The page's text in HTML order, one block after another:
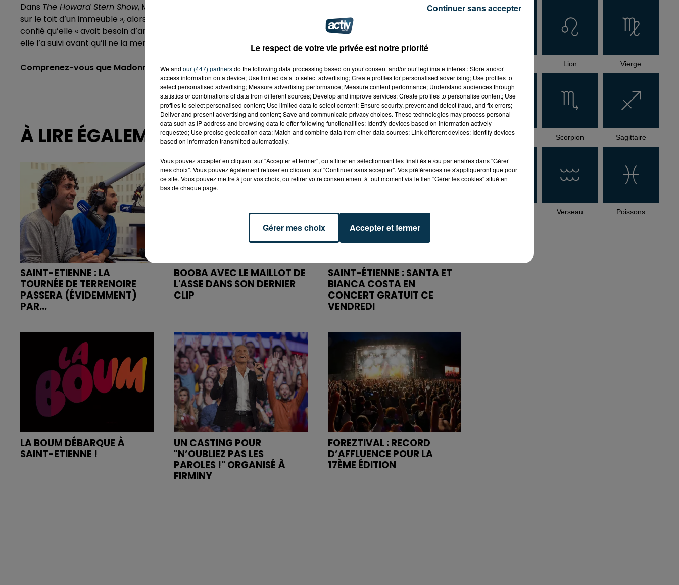
Dans The Howard Stern Show, Madonna est revenue pour la première fois sur les circonstances de son viol «
sur le toit d’un immeuble », alors qu’elle n’était encore qu’une jeune fille de 19 ans. Arrivée à New York, elle a
confié qu’elle « avait besoin d’argent pour téléphoner » et qu’un « mec très sympathique l’a aidée ». Innocente,
elle l’a suivi avant qu’il ne la menace avec un couteau et l’agresse sexuellement.
Comprenez-vous que Madonna ait attendu presque 40 ans pour parler de son viol ?
À LIRE ÉGALEMENT
SAINT-ETIENNE : LA
TOURNÉE DE TERRENOIRE
PASSERA (ÉVIDEMMENT)
PAR...
BOOBA AVEC LE MAILLOT DE
L'ASSE DANS SON DERNIER
CLIP
SAINT-ÉTIENNE : SANTA ET
BIANCA COSTA EN
CONCERT GRATUIT CE
VENDREDI
LA BOUM DÉBARQUE À
SAINT-ETIENNE !
UN CASTING POUR
"N’OUBLIEZ PAS LES
PAROLES !" ORGANISÉ À
FIRMINY
FOREZTIVAL : RECORD
D’AFFLUENCE POUR LA
17ÈME ÉDITION
Lion Vierge
Balance Scorpion Sagittaire
Verseau Poissons
Le respect de votre vie privée est notre priorité
We and our (447) partnersdo the following data processing based on your consent and/or our legitimate interest: Store and/or
access information on a device; Use limited data to select advertising; Create profiles for personalised advertising; Use profiles to
select personalised advertising; Measure advertising performance; Measure content performance; Understand audiences through
statistics or combinations of data from different sources; Develop and improve services; Create profiles to personalise content; Use
profiles to select personalised content; Use limited data to select content; Ensure security, prevent and detect fraud, and fix errors;
Deliver and present advertising and content; Save and communicate privacy choices. These technologies may process personal
data such as IP address and browsing data to offer following functionalities: Identify devices based on information actively
requested; Use precise geolocation data; Match and combine data from other data sources; Link different devices; Identify devices
based on information transmitted automatically.
Vous pouvez accepter en cliquant sur "Accepter et fermer", ou affiner en sélectionnant les finalités et/ou partenaires dans "Gérer
mes choix". Vous pouvez également refuser en cliquant sur "Continuer sans accepter". Vos préférences ne s'appliqueront que pour
ce site. Vous pouvez mettre à jour vos choix, ou retirer votre consentement à tout moment via le lien "Gérer les cookies" situé en
bas de chaque page.
Gérer mes choix Accepter et fermer
Continuer sans accepter